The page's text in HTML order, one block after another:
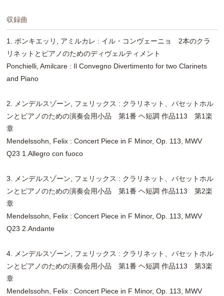
収録曲
1. ポンキエッリ, アミルカレ : イル・コンヴェーニョ 2本のクラ
リネットとピアノのためのディヴェルティメント
Ponchielli, Amilcare : Il Convegno Divertimento for two Clarinets
and Piano
2. メンデルスゾーン, フェリックス : クラリネット、バセットホル
ンとピアノのための演奏会用小品 第1番 ヘ短調 作品113 第1楽
章
Mendelssohn, Felix : Concert Piece in F Minor, Op. 113, MWV
Q23 1.Allegro con fuoco
3. メンデルスゾーン, フェリックス : クラリネット、バセットホル
ンとピアノのための演奏会用小品 第1番 ヘ短調 作品113 第2楽
章
Mendelssohn, Felix : Concert Piece in F Minor, Op. 113, MWV
Q23 2.Andante
4. メンデルスゾーン, フェリックス : クラリネット、バセットホル
ンとピアノのための演奏会用小品 第1番 ヘ短調 作品113 第3楽
章
Mendelssohn, Felix : Concert Piece in F Minor, Op. 113, MWV